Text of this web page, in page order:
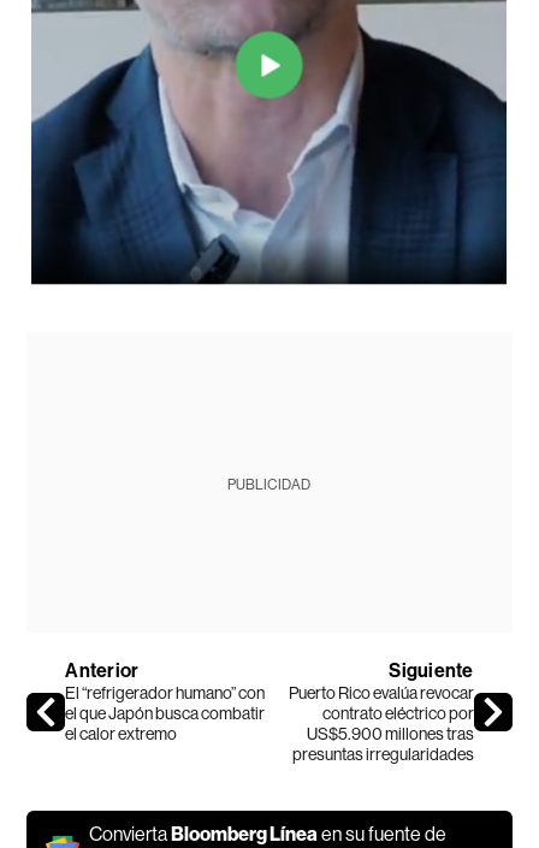
PUBLICIDAD
Anterior
El “refrigerador humano” con
el que Japón busca combatir
el calor extremo
Siguiente
Puerto Rico evalúa revocar
contrato eléctrico por
US$5.900 millones tras
presuntas irregularidades
ConviertaBloomberg Líneaen su fuente de